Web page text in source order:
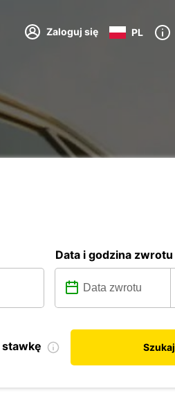
Zaloguj się PL
Data i godzina zwrotu
Szukaj